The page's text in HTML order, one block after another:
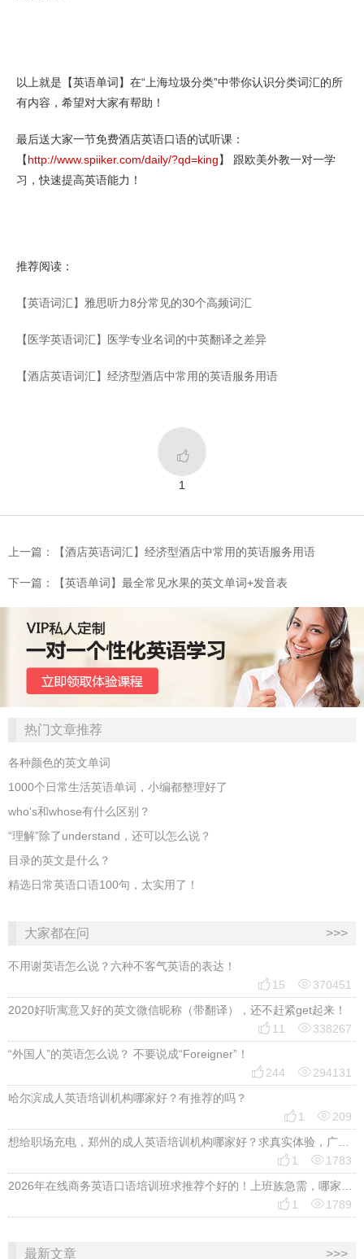
以上就是【英语单词】在“上海垃圾分类”中带你认识分类词汇的所
有内容，希望对大家有帮助！
最后送大家一节免费酒店英语口语的试听课：
【http://www.spiiker.com/daily/?qd=king】 跟欧美外教一对一学
习，快速提高英语能力！
推荐阅读：
【英语词汇】雅思听力8分常见的30个高频词汇
【医学英语词汇】医学专业名词的中英翻译之差异
【酒店英语词汇】经济型酒店中常用的英语服务用语

1
上一篇：【酒店英语词汇】经济型酒店中常用的英语服务用语
下一篇：【英语单词】最全常见水果的英文单词+发音表
热门文章推荐
各种颜色的英文单词
1000个日常生活英语单词，小编都整理好了
who's和whose有什么区别？
“理解”除了understand，还可以怎么说？
目录的英文是什么？
精选日常英语口语100句，太实用了！
大家都在问 >>>
不用谢英语怎么说？六种不客气英语的表达！
 15 370451
2020好听寓意又好的英文微信昵称（带翻译），还不赶紧get起来！
 11 338267
“外国人”的英语怎么说？ 不要说成“Foreigner”！
 244 294131
哈尔滨成人英语培训机构哪家好？有推荐的吗？
 1 209
想给职场充电，郑州的成人英语培训机构哪家好？求真实体验，广告勿扰，感谢！
 1 1783
2026年在线商务英语口语培训班求推荐个好的！上班族急需，哪家好？
 1 1789
最新文章 >>>